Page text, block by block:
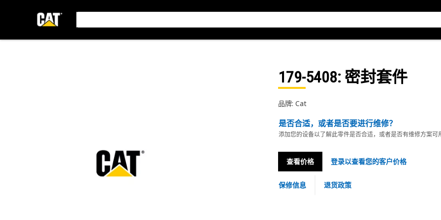
179-5408: 密封套件
品牌: Cat
是否合适，或者是否要进行维修？
添加您的设备以了解此零件是否合适，或者是否有维修方案可
查看价格 登录以查看您的客户价格
保修信息 退货政策